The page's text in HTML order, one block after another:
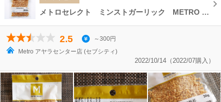
メトロセレクト ミンストガーリック METRO SELECT FLAVORS MINCED GARLIC 30g
2.5
～300円
Metro アヤラセンター店 (セブシティ)
2022/10/14（2022/07購入）